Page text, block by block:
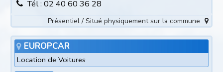
Tél : 02 40 60 36 28
Présentiel / Situé physiquement sur la commune
EUROPCAR
Location de Voitures